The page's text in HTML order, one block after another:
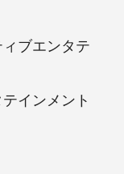
ブエンタテ
インメント